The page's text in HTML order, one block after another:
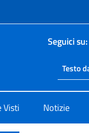
Seguici su:
Cerca nel sito
Visti Notizie